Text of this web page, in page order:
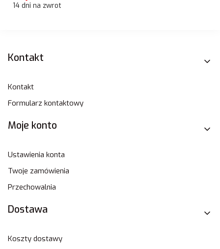
14 dni na zwrot
Linki w stopce
Kontakt
Kontakt
Formularz kontaktowy
Moje konto
Ustawienia konta
Twoje zamówienia
Przechowalnia
Dostawa
Koszty dostawy